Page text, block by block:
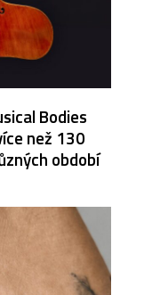
Bodies
než 130
období